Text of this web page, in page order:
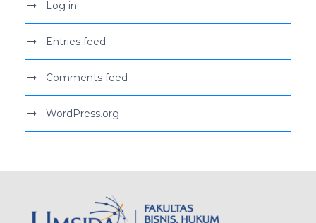
Log in
Entries feed
Comments feed
WordPress.org